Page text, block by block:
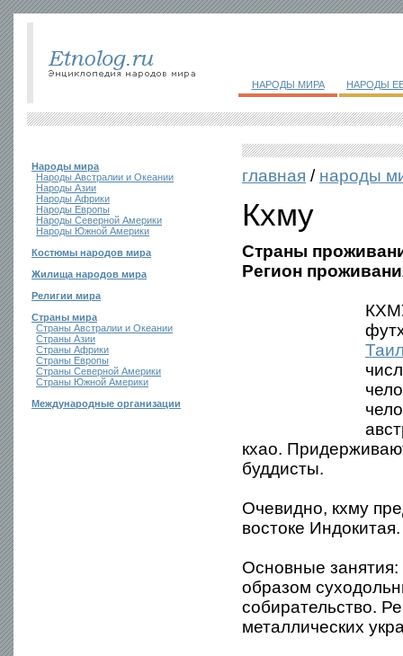
НАРОДЫ МИРА НАРОДЫ
Народы мира
Народы Австралии и Океании
Народы Азии
Народы Африки
Народы Европы
Народы Северной Америки
Народы Южной Америки
Костюмы народов мира
Жилища народов мира
Религии мира
Страны мира
Страны Австралии и Океании
Страны Азии
Страны Африки
Страны Европы
Страны Северной Америки
Страны Южной Америки
Международные организации
главная / народы
Кхму
Страны
Регион
кхао.
буддисты.
Очевидно, кхму
востоке Индокитая.
Основные
образом
собирательство.
металлических